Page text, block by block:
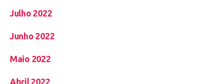
Julho 2022
Junho 2022
Maio 2022
Abril 2022